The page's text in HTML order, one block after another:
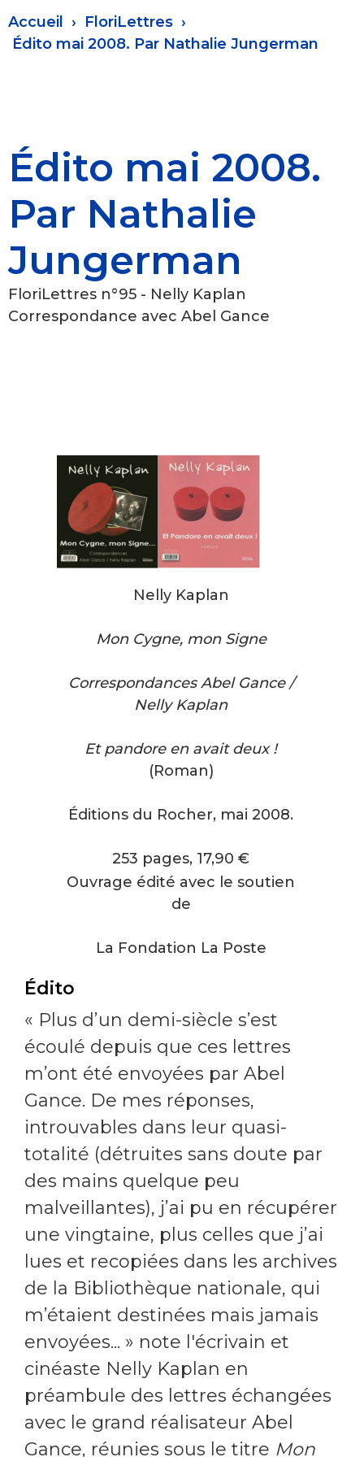
Fil
d'Ariane
Accueil
FloriLettres
Édito mai 2008. Par Nathalie Jungerman
Édito mai 2008.
Par Nathalie
Jungerman
FloriLettres n°95 - Nelly Kaplan
Correspondance avec Abel Gance
Édito
« Plus d’un demi-siècle s’est
écoulé depuis que ces lettres
m’ont été envoyées par Abel
Gance. De mes réponses,
introuvables dans leur quasi-
totalité (détruites sans doute par
des mains quelque peu
malveillantes), j’ai pu en récupérer
une vingtaine, plus celles que j’ai
lues et recopiées dans les archives
de la Bibliothèque nationale, qui
m’étaient destinées mais jamais
envoyées... » note l'écrivain et
cinéaste Nelly Kaplan en
préambule des lettres échangées
avec le grand réalisateur Abel
Gance, réunies sous le titre Mon
Nelly Kaplan
Mon Cygne, mon Signe
Correspondances Abel Gance /
Nelly Kaplan
Et pandore en avait deux !
(Roman)
Éditions du Rocher, mai 2008.
253 pages, 17,90€
Ouvrage édité avec le soutien
de
La Fondation La Poste